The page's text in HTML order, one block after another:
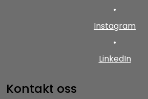
•
Instagram
•
LinkedIn
Kontakt oss